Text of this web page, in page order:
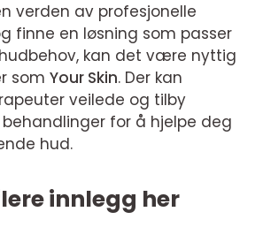
verden av profesjonelle
finne en løsning som passer
kan det være nyttig
som Your Skin. Der kan
veilede og tilby
for å hjelpe deg
hud.
innlegg her